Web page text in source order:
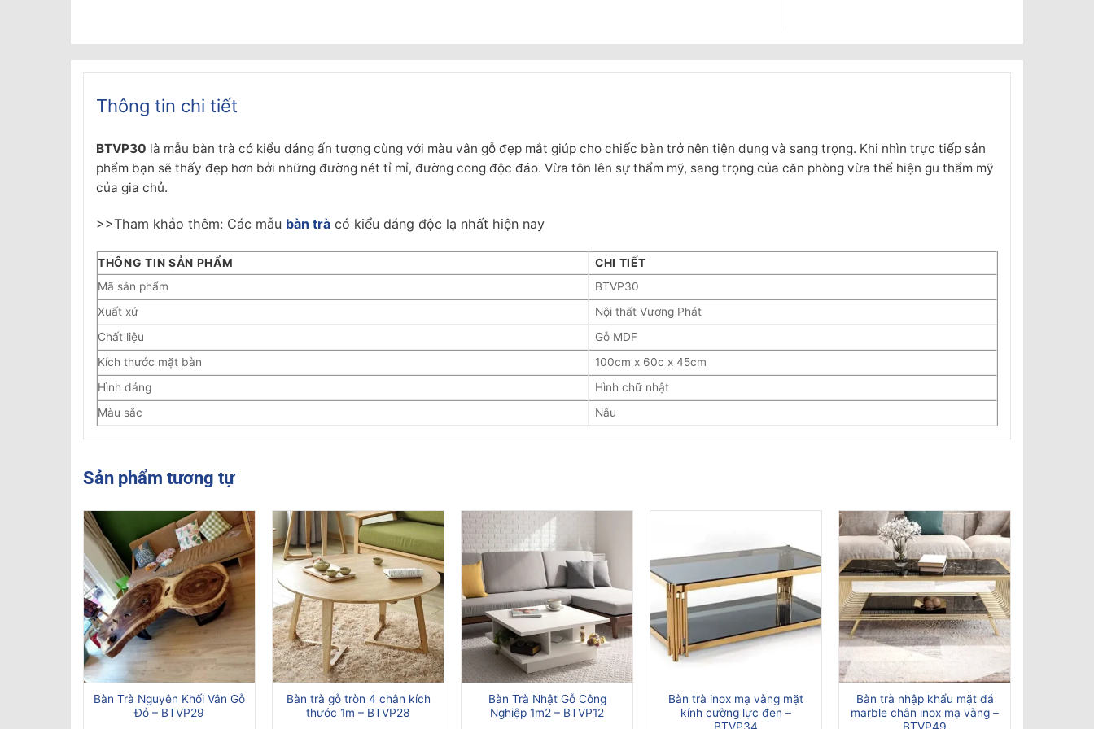
Thông tin chi tiết
BTVP30 là mẫu bàn trà có kiểu dáng ấn tượng cùng với màu vân gỗ đẹp mắt giúp cho chiếc bàn trở nên tiện dụng và sang trọng. Khi nhìn trực tiếp sản
phẩm bạn sẽ thấy đẹp hơn bởi những đường nét tỉ mỉ, đường cong độc đáo. Vừa tôn lên sự thẩm mỹ, sang trọng của căn phòng vừa thể hiện gu thẩm mỹ
của gia chủ.
>>Tham khảo thêm: Các mẫu bàn trà có kiểu dáng độc lạ nhất hiện nay
THÔNG TIN SẢN PHẨM
CHI TIẾT
Mã sản phẩm
BTVP30
Xuất xứ
Nội thất Vương Phát
Chất liệu
Gỗ MDF
Kích thước mặt bàn
100cm x 60c x 45cm
Hình dáng
Hình chữ nhật
Màu sắc
Nâu
Sản phẩm tương tự
Bàn Trà Nguyên Khối Vân Gỗ
Đỏ – BTVP29
Bàn trà gỗ tròn 4 chân kích
thước 1m – BTVP28
Bàn Trà Nhật Gỗ Công
Nghiệp 1m2 – BTVP12
Bàn trà inox mạ vàng mặt
kính cường lực đen –
Bàn trà nhập khẩu mặt đá
marble chân inox mạ vàng –